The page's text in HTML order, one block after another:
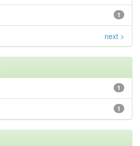
1
next >
1
1